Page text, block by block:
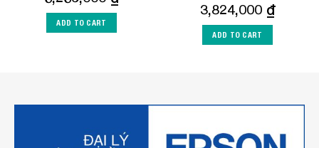
ADD TO CART
3,824,000 ₫
ADD TO CART